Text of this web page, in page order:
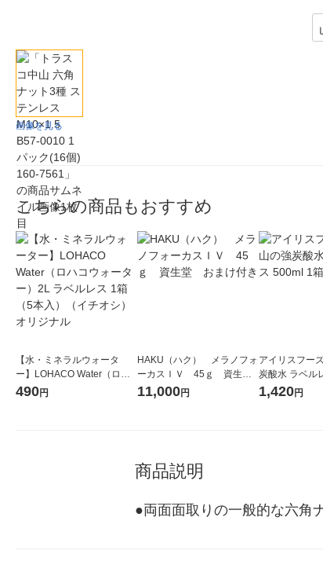
画像を見る
こちらの商品もおすすめ
【水・ミネラルウォータ
ー】LOHACO Water（ロハ
コウォーター）2L ラベルレ
490円
HAKU（ハク） メラノフォ
ーカスＩＶ 45ｇ 資生
堂 おまけ付き
11,000円
アイリスフー
炭酸水 ラベル
箱（24本入）
1,420円
商品説明
●両面面取りの一般的な六角